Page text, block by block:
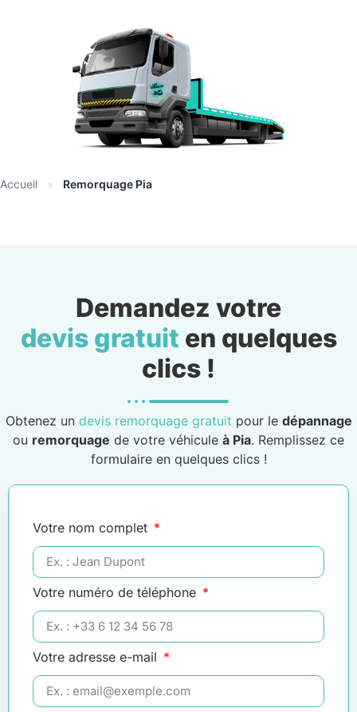
Accueil » Remorquage Pia
Demandez votre
devis gratuit en quelques
clics !
Obtenez un devis remorquage gratuit pour le dépannage
ou remorquage de votre véhicule à Pia. Remplissez ce
formulaire en quelques clics !
Votre nom complet
Votre numéro de téléphone
Votre adresse e-mail